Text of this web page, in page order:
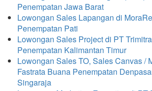
Penempatan Jawa Barat
Lowongan Sales Lapangan di
Penempatan Pati
Lowongan Sales Project di PT
Penempatan Kalimantan Timur
Lowongan Sales TO, Sales Canvas /
Fastrata Buana Penempatan
Singaraja